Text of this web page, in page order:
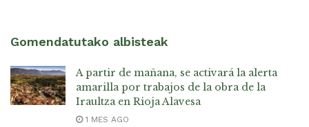
Gomendatutako albisteak
A partir de mañana, se activará la alerta
amarilla por trabajos de la obra de la
Iraultza en Rioja Alavesa
1 MES AGO